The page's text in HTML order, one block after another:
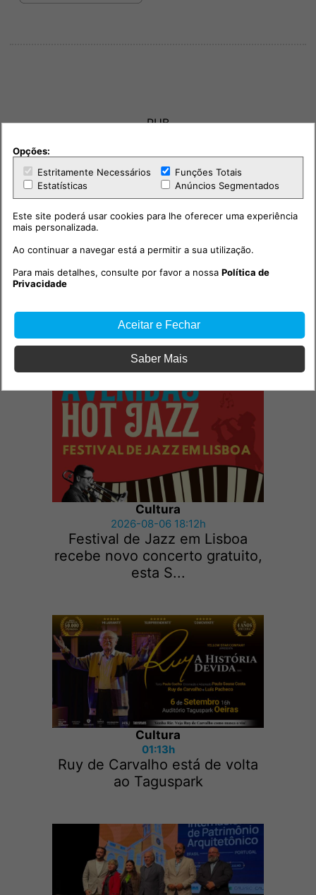
PUB
Outras notícias
Cultura
2026-08-06 18:12h
Festival de Jazz em Lisboa
recebe novo concerto gratuito,
esta S...
Cultura
01:13h
Ruy de Carvalho está de volta
ao Taguspark
Opções:
Estritamente Necessários
Funções Totais
Estatísticas
Anúncios Segmentados
Este site poderá usar cookies para lhe oferecer uma experiência
mais personalizada.
Ao continuar a navegar está a permitir a sua utilização.
Para mais detalhes, consulte por favor a nossaPolítica de
Privacidade
Aceitar e Fechar
Saber Mais